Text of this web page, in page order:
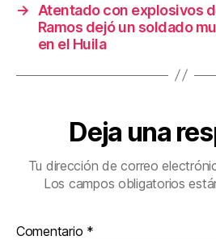
→
Atentado con explosivos
Ramos dejó un soldado
en el Huila
Deja una
Tu dirección de correo
Los campos obligatorios
Comentario *